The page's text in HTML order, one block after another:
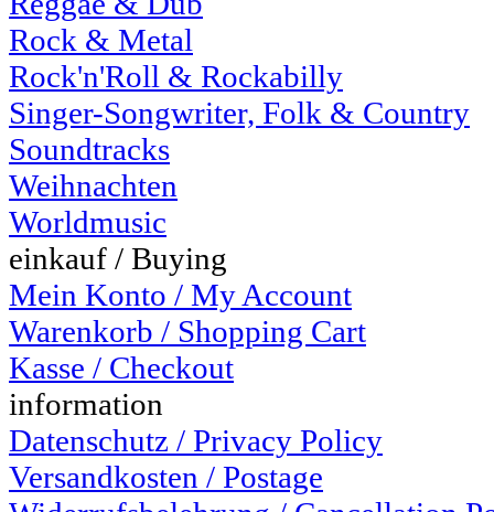
Rock & Metal
Rock'n'Roll & Rockabilly
Singer-Songwriter, Folk & Country
Soundtracks
Weihnachten
Worldmusic
einkauf / Buying
Mein Konto / My Account
Warenkorb / Shopping Cart
Kasse / Checkout
information
Datenschutz / Privacy Policy
Versandkosten / Postage